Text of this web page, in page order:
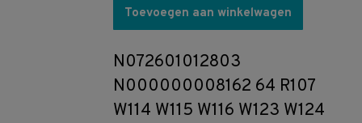
Toevoegen aan winkelwagen
N072601012803
N000000008162 64 R107
W114 W115 W116 W123 W124